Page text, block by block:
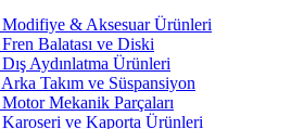
Modifiye & Aksesuar Ürünleri
Balatası ve Diski
Aydınlatma Ürünleri
Takım ve Süspansiyon
Mekanik Parçaları
ve Kaporta Ürünleri